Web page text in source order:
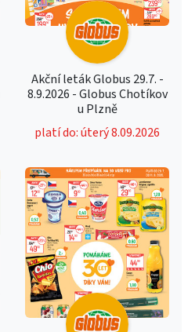
Akční leták Globus 29.7. -
8.9.2026 - Globus Chotíkov
u Plzně
platí do: úterý 8.09.2026